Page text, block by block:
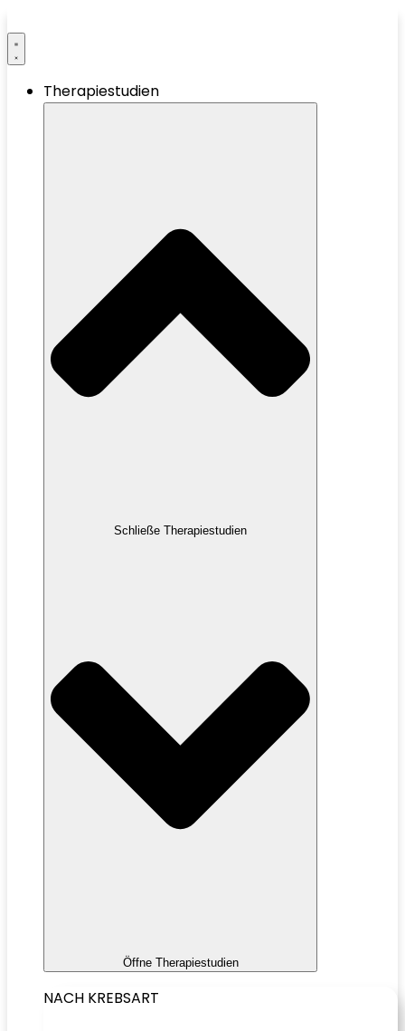
Therapiestudien
Schließe Therapiestudien
Öffne Therapiestudien
NACH KREBSART